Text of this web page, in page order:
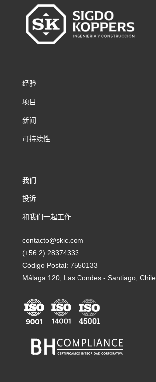
经验
项目
新闻
可持续性
我们
投诉
和我们一起工作
contacto@skic.com
(+56 2) 28374333
Código Postal: 7550133
Málaga 120, Las Condes - Santiago, Chile